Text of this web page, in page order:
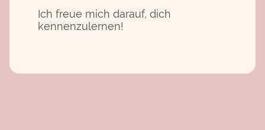
Ich freue mich darauf, dich
kennenzulernen!